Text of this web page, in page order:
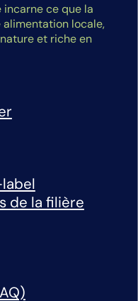
ce que la
alimentation locale,
et riche en
de la filière